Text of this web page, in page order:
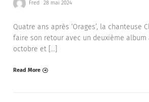
Fred 28 mai 2024
Quatre ans après ‘Orages’, la chanteuse
faire son retour avec un deuxième album
octobre et […]
Read More